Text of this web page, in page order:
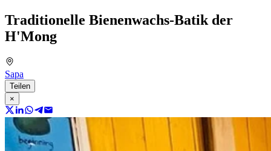
Traditionelle Bienenwachs-Batik der
H'Mong
Sapa
Teilen
×